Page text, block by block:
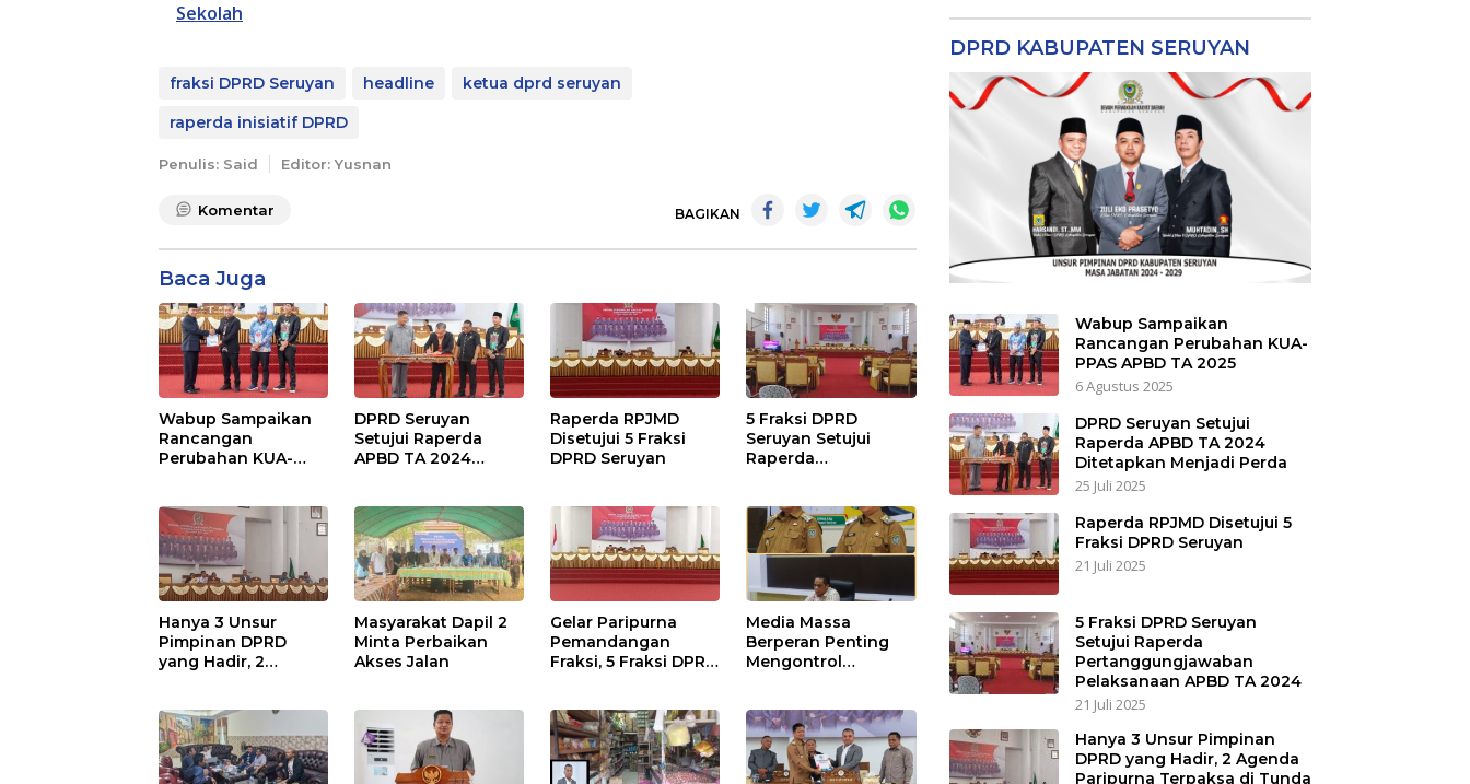
Sekolah
fraksi DPRD Seruyan headline
ketua dprd seruyan
raperda inisiatif DPRD
Penulis: Said Editor: Yusnan
Komentar BAGIKAN
Baca Juga
Wabup Sampaikan
Rancangan
Perubahan KUA-
DPRD Seruyan
Setujui Raperda
APBD TA 2024
Raperda RPJMD
Disetujui 5 Fraksi
DPRD Seruyan
5 Fraksi DPRD
Seruyan Setujui
Raperda
TA 2024
Hanya 3 Unsur
Pimpinan DPRD
yang Hadir, 2
Masyarakat Dapil 2
Minta Perbaikan
Akses Jalan
Gelar Paripurna
Pemandangan
Fraksi, 5 Fraksi DPRD
Media Massa
Berperan Penting
Mengontrol
DPRD KABUPATEN SERUYAN
Wabup Sampaikan
Rancangan Perubahan KUA-
PPAS APBD TA 2025
6 Agustus 2025
DPRD Seruyan Setujui
Raperda APBD TA 2024
Ditetapkan Menjadi Perda
25 Juli 2025
Raperda RPJMD Disetujui 5
Fraksi DPRD Seruyan
21 Juli 2025
5 Fraksi DPRD Seruyan
Setujui Raperda
Pertanggungjawaban
Pelaksanaan APBD TA 2024
21 Juli 2025
Hanya 3 Unsur Pimpinan
DPRD yang Hadir, 2 Agenda
Paripurna Terpaksa di Tunda